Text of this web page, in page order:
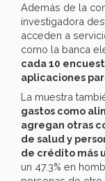
Además de la
investigadora
acceden a
como la banca
cada 10
aplicaciones
La muestra
gastos como
agregan otras
de salud y
de crédito más
un 47.3% en